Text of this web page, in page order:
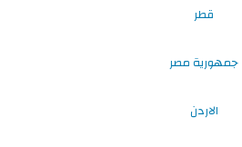
قطر
جمهورية مصر
الاردن